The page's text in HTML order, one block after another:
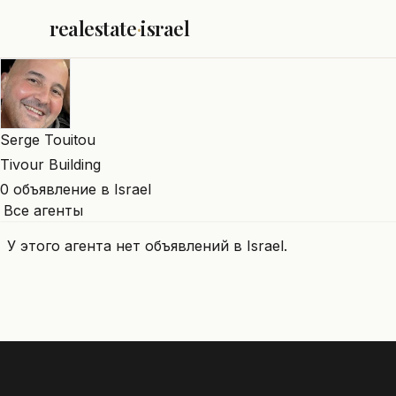
realestate·israel
Serge Touitou
Tivour Building
0 объявление в Israel
Все агенты
У этого агента нет объявлений в Israel.